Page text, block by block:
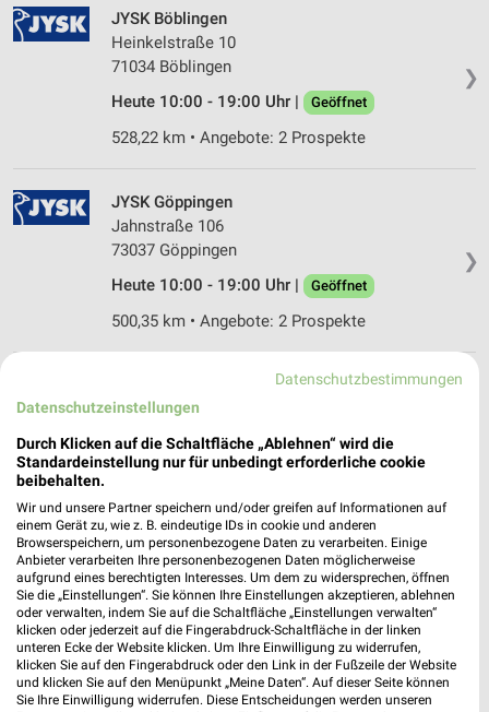
❯
JYSK Böblingen
Heinkelstraße 10
71034 Böblingen
Heute 10:00 - 19:00 Uhr |
Geöffnet
528,22 km • Angebote: 2 Prospekte
❯
JYSK Göppingen
Jahnstraße 106
73037 Göppingen
Heute 10:00 - 19:00 Uhr |
Geöffnet
500,35 km • Angebote: 2 Prospekte
Daimler Straße 3
72793 Pfullingen
Heute 10:00 - 19:00 Uhr | Geöffnet
537,65 km • Angebote: 2 Prospekte
JYSK Tübingen
Rosentalstraße 4
72070 Tübingen
Heute 10:00 - 19:00 Uhr | Geöffnet
541,17 km • Angebote: 2 Prospekte
Datenschutzbestimmungen
Datenschutzeinstellungen
Durch Klicken auf die Schaltfläche „Ablehnen“ wird die
Standardeinstellung nur für unbedingt erforderliche cookie
beibehalten.
Wir und unsere Partner speichern und/oder greifen auf Informationen auf
einem Gerät zu, wie z. B. eindeutige IDs in cookie und anderen
Browserspeichern, um personenbezogene Daten zu verarbeiten. Einige
Anbieter verarbeiten Ihre personenbezogenen Daten möglicherweise
aufgrund eines berechtigten Interesses. Um dem zu widersprechen, öffnen
Sie die „Einstellungen“. Sie können Ihre Einstellungen akzeptieren, ablehnen
oder verwalten, indem Sie auf die Schaltfläche „Einstellungen verwalten“
klicken oder jederzeit auf die Fingerabdruck-Schaltfläche in der linken
unteren Ecke der Website klicken. Um Ihre Einwilligung zu widerrufen,
klicken Sie auf den Fingerabdruck oder den Link in der Fußzeile der Website
und klicken Sie auf den Menüpunkt „Meine Daten“. Auf dieser Seite können
Sie Ihre Einwilligung widerrufen. Diese Entscheidungen werden unseren